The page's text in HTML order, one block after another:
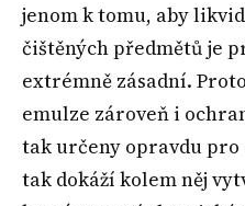
jenom k tomu, aby
čištěných předmětů je
extrémně zásadní.
emulze zároveň i
tak určeny opravdu
tak dokáží kolem něj